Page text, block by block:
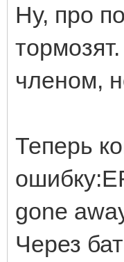
Ну, про
членом,
Теперь
gone
Через